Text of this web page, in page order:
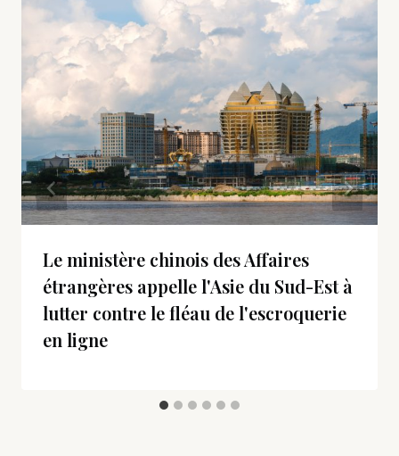
Le ministère chinois des Affaires
étrangères appelle l'Asie du Sud-Est à
lutter contre le fléau de l'escroquerie
en ligne